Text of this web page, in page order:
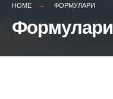
HOME ФОРМУЛАРИ
Формулари